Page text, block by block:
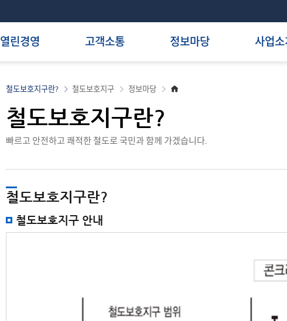
열린경영 고객소통 정보마당 사업
정보마당
철도보호지구
철도보호지구란?
철도보호지구란?
빠르고 안전하고 쾌적한 철도로 국민과 함께 가겠습니다.
철도보호지구란?
철도보호지구 안내